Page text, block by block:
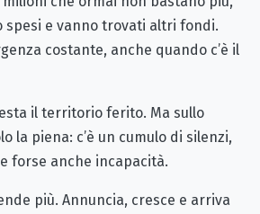
spesi e vanno trovati altri fondi.
costante, anche quando c’è il
il territorio ferito. Ma sullo
la piena: c’è un cumulo di silenzi,
forse anche incapacità.
più. Annuncia, cresce e arriva